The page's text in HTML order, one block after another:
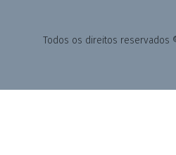
Todos os direitos reservados